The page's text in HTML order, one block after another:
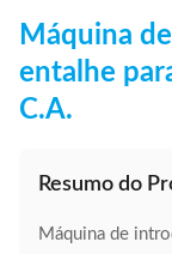
Máquina
entalhe
C.A.
Resumo do
Máquina de